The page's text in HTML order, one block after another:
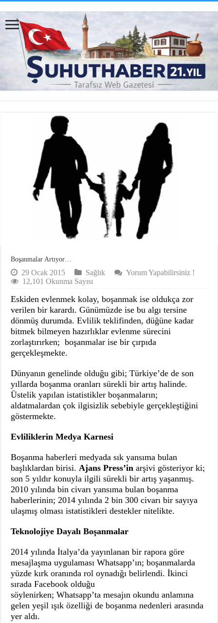
Boşanmalar Artıyor…
29 Ocak 2015 Sağlık
Yorum Yapabilirsiniz !
12,101 Okunma Sayısı
Eskiden evlenmek kolay, boşanmak ise oldukça zor
verilen bir karardı. Günümüzde ise bu algı tersine
dönmüş durumda. Evlilik teklifinden, düğüne kadar
bitmek bilmeyen hazırlıklar evlenme sürecini
zorlaştırırken; boşanmalar ise bir çırpıda
gerçekleşmekte.
Dünyanın genelinde olduğu gibi; Türkiye’de de son
yıllarda boşanma oranları sürekli bir artış halinde.
Üstelik yapılan istatistikler boşanmaların;
aldatmalardan çok ilgisizlik sebebiyle gerçekleştiğini
göstermekte.
Evliliklerin Medya Karnesi
Boşanma haberleri medyada sık yansıma bulan
başlıklardan birisi.AjansPress’in arşivi gösteriyor ki;
son 5 yıldır konuyla ilgili sürekli bir artış yaşanmış.
2010 yılında bin civarı yansıma bulan boşanma
haberlerinin; 2014 yılında 2 bin 300 civarı bir sayıya
ulaşmış olması istatistikleri destekler nitelikte.
Teknolojiye Dayalı Boşanmalar
2014 yılında İtalya’da yayınlanan bir rapora göre
mesajlaşma uygulamasıWhatsapp’ın; boşanmalarda
yüzde kırk oranında rol oynadığı belirlendi. İkinci
sırada Facebook olduğu
söylenirken;Whatsapp’ta mesajın okundu anlamına
gelen yeşil ışık özelliği de boşanma nedenleri arasında
yer aldı.